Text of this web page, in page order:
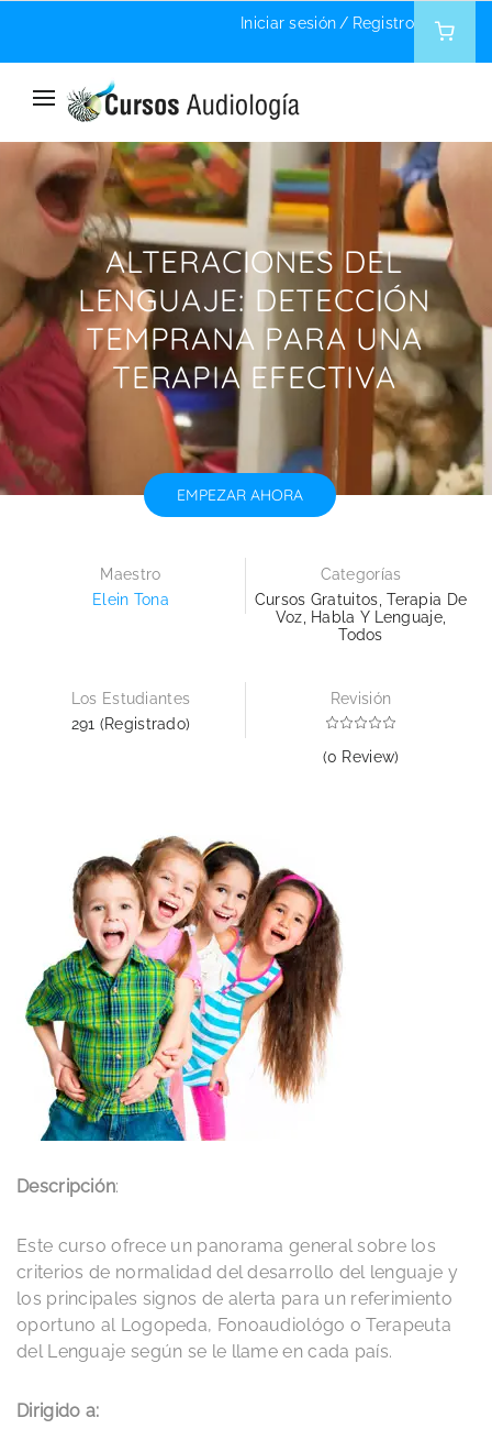
Iniciar sesión / Registro
ALTERACIONES DEL
LENGUAJE: DETECCIÓN
TEMPRANA PARA UNA
TERAPIA EFECTIVA
EMPEZAR AHORA
Maestro
Elein Tona
Categorías
Cursos Gratuitos ,Terapia De
Voz, Habla Y Lenguaje
Todos
Los Estudiantes
291 (Registrado)
Revisión
(0 Review)
Descripción:
Este curso ofrece un panorama general sobre los
criterios de normalidad del desarrollo del lenguaje y
los principales signos de alerta para un referimiento
oportuno al Logopeda, Fonoaudiológo o Terapeuta
del Lenguaje según se le llame en cada país.
Dirigido a: